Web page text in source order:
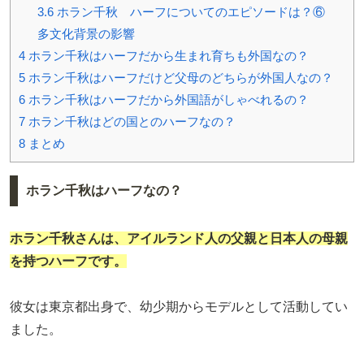
3.6ホラン千秋 ハーフについてのエピソードは？⑥
多文化背景の影響
4 ホラン千秋はハーフだから生まれ育ちも外国なの？
5 ホラン千秋はハーフだけど父母のどちらが外国人なの？
6 ホラン千秋はハーフだから外国語がしゃべれるの？
7 ホラン千秋はどの国とのハーフなの？
8 まとめ
ホラン千秋はハーフなの？
ホラン千秋さんは、アイルランド人の父親と日本人の母親
を持つハーフです。
彼女は東京都出身で、幼少期からモデルとして活動してい
ました。